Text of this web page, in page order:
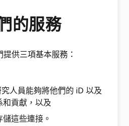
的服務
供三項基本服務：
人員能夠將他們的 iD 以及
貢獻，以及
這些連接。